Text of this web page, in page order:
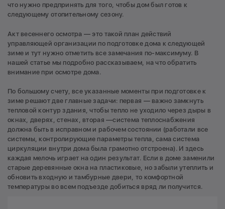
что нужно предпринять для того, чтобы дом был готов к
следующему отопительному сезону.
Акт весеннего осмотра — это такой план действий
управляющей организации по подготовке дома к следующей
зиме и тут нужно отметить все замечания по-максимуму. В
нашей статье мы подробно рассказываем, на что обратить
внимание при осмотре дома.
По большому счету, все указанные моменты при подготовке к
зиме решают две главные задачи: первая — важно замкнуть
тепловой контур здания, чтобы тепло не уходило через дыры в
окнах, дверях, стенах, вторая —система теплоснабжения
должна быть в исправном и рабочем состоянии (работали все
системы, контролирующие параметры тепла, сама система
циркуляции внутри дома была грамотно отстроена). И здесь
каждая мелочь играет на один результат. Если в доме заменили
старые деревянные окна на пластиковые, но забыли утеплить и
обновить входную и тамбурные двери, то комфортной
температуры во всем подъезде добиться вряд ли получится.